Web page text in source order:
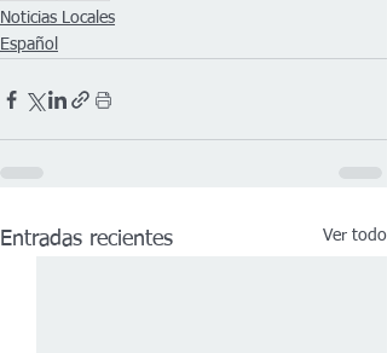
Noticias Locales
Español
Entradas recientes Ver todo